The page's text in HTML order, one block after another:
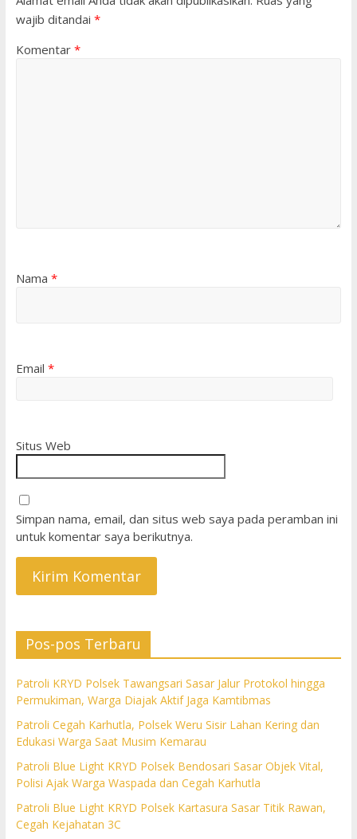
wajib ditandai *
Komentar *
Nama *
Email *
Situs Web
Simpan nama, email, dan situs web saya pada peramban ini
untuk komentar saya berikutnya.
Pos-pos Terbaru
Patroli KRYD Polsek Tawangsari Sasar Jalur Protokol hingga
Permukiman, Warga Diajak Aktif Jaga Kamtibmas
Patroli Cegah Karhutla, Polsek Weru Sisir Lahan Kering dan
Edukasi Warga Saat Musim Kemarau
Patroli Blue Light KRYD Polsek Bendosari Sasar Objek Vital,
Polisi Ajak Warga Waspada dan Cegah Karhutla
Patroli Blue Light KRYD Polsek Kartasura Sasar Titik Rawan,
Cegah Kejahatan 3C